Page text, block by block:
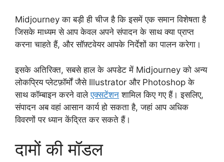
Midjourney का बड़ी ही चीज है कि इसमें एक समान विशेषता है
जिसके माध्यम से आप केवल अपने संपादन के साथ क्या प्राप्त
करना चाहते हैं, और सॉफ़्टवेयर आपके निर्देशों का पालन करेगा।
इसके अतिरिक्त, सबसे हाल के अपडेट में Midjourney को अन्य
लोकप्रिय प्लेटफ़ॉर्मों जैसे Illustrator और Photoshop के
साथ कॉम्बाइन करने वालेएक्सटेंशन शामिल किए गए हैं। इसलिए,
संपादन अब वहां आसान कार्य हो सकता है, जहां आप अधिक
विवरणों पर ध्यान केंद्रित कर सकते हैं।
दामों की मॉडल